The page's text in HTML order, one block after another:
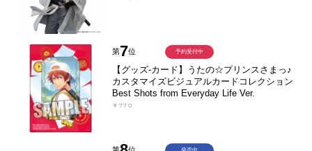
第7位
【グッズ-カード】うたの☆プリンスさまっ♪
カスタマイズビジュアルカードコレクション
Best Shots from Everyday Life Ver.
￥770
予約受付中
発売中